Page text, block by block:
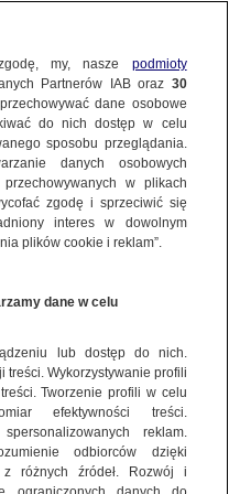
Kaidy zabity
że w
zabity został w
przywódca Al-Kaidy
stało się
Zawahiri był bliskim
bin Ladena, jednym
na World Trade
my, nasze podmioty
Partnerów IAB oraz 30
dane osobowe
do nich dostęp w celu
sposobu przeglądania.
danych osobowych
w plikach
zgodę i sprzeciwić się
interes w dowolnym
plików cookie i reklam”.
dane w celu
lub dostęp do nich.
treści. Wykorzystywanie profili
Tworzenie profili w celu
efektywności treści.
reklam.
odbiorców dzięki
różnych źródeł. Rozwój i